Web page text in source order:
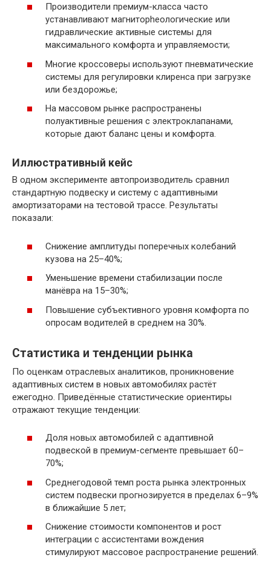
Производители премиум-класса часто
устанавливают магниторheологические или
гидравлические активные системы для
максимального комфорта и управляемости;
Многие кроссоверы используют пневматические
системы для регулировки клиренса при загрузке
или бездорожье;
На массовом рынке распространены
полуактивные решения с электроклапанами,
которые дают баланс цены и комфорта.
Иллюстративный кейс
В одном эксперименте автопроизводитель сравнил
стандартную подвеску и систему с адаптивными
амортизаторами на тестовой трассе. Результаты
показали:
Снижение амплитуды поперечных колебаний
кузова на 25–40%;
Уменьшение времени стабилизации после
манёвра на 15–30%;
Повышение субъективного уровня комфорта по
опросам водителей в среднем на 30%.
Статистика и тенденции рынка
По оценкам отраслевых аналитиков, проникновение
адаптивных систем в новых автомобилях растёт
ежегодно. Приведённые статистические ориентиры
отражают текущие тенденции:
Доля новых автомобилей с адаптивной
подвеской в премиум-сегменте превышает 60–
70%;
Среднегодовой темп роста рынка электронных
систем подвески прогнозируется в пределах 6–9%
в ближайшие 5 лет;
Снижение стоимости компонентов и рост
интеграции с ассистентами вождения
стимулируют массовое распространение решений.